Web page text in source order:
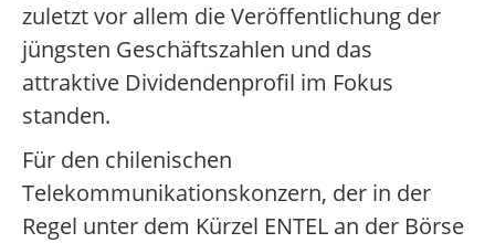
zuletzt vor allem die Veröffentlichung der
jüngsten Geschäftszahlen und das
attraktive Dividendenprofil im Fokus
standen.
Für den chilenischen
Telekommunikationskonzern, der in der
Regel unter dem Kürzel ENTEL an der Börse